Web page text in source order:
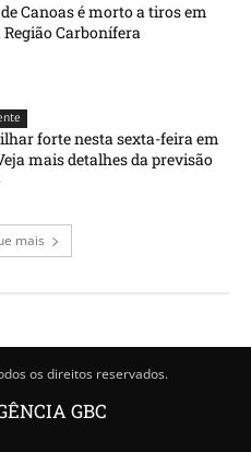
Canoas é morto a tiros em
Região Carbonífera
forte nesta sexta-feira em
mais detalhes da previsão
mais
os direitos reservados.
GBC